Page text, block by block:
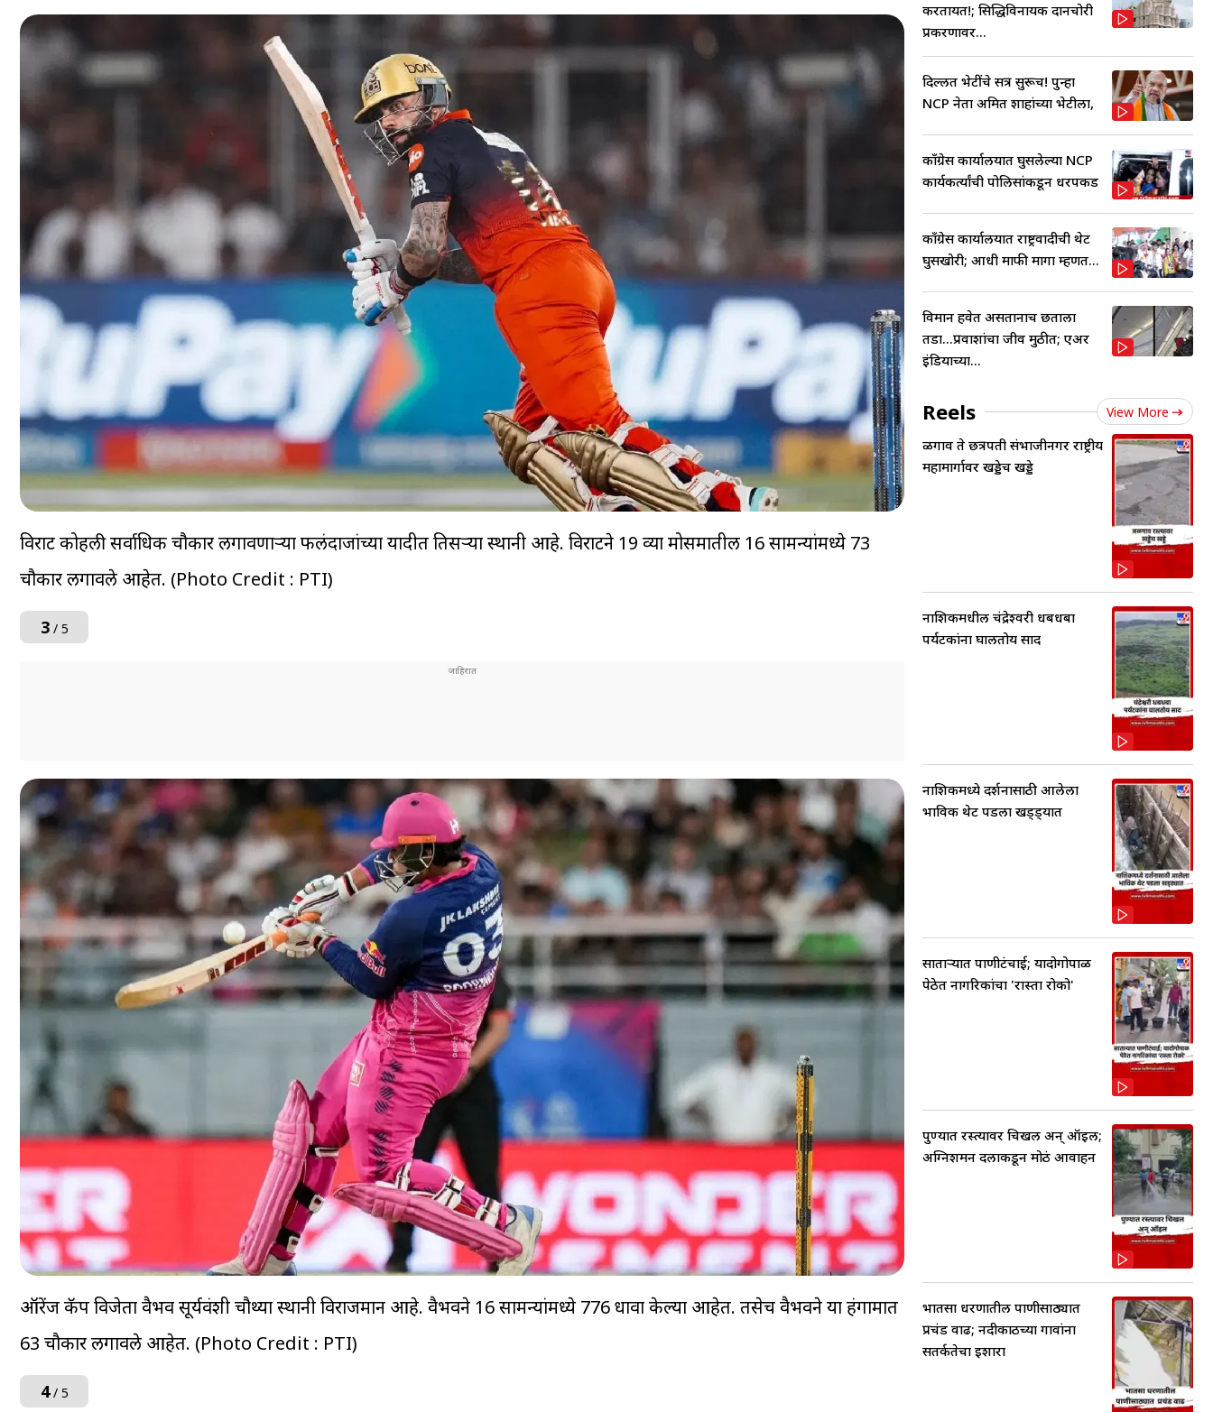
विराट कोहली सर्वाधिक चौकार लगावणाऱ्या फलंदाजांच्या यादीत तिसऱ्या स्थानी आहे. विराटने 19 व्या मोसमातील 16 सामन्यांमध्ये 73
चौकार लगावले आहेत. (Photo Credit : PTI)
3/ 5
ऑरेंज कॅप विजेता वैभव सूर्यवंशी चौथ्या स्थानी विराजमान आहे. वैभवने 16 सामन्यांमध्ये 776 धावा केल्या आहेत. तसेच वैभवने या हंगामात
63 चौकार लगावले आहेत. (Photo Credit : PTI)
4/ 5
करतायत!; सिद्धिविनायक दानचोरी
प्रकरणावर...
दिल्लीत भेटींचे सत्र सुरूच! पुन्हा
NCP नेता अमित शाहांच्या भेटीला,
काँग्रेस कार्यालयात घुसलेल्या NCP
कार्यकर्त्यांची पोलिसांकडून धरपकड
काँग्रेस कार्यालयात राष्ट्रवादीची थेट
घुसखोरी; आधी माफी मागा म्हणत...
विमान हवेत असतानाच छताला
तडा...प्रवाशांचा जीव मुठीत; एअर
इंडियाच्या...
Reels View More
ळगाव ते छत्रपती संभाजीनगर राष्ट्रीय
महामार्गावर खड्डेच खड्डे
नाशिकमधील चंद्रेश्वरी धबधबा
पर्यटकांना घालतोय साद
नाशिकमध्ये दर्शनासाठी आलेला
भाविक थेट पडला खड्ड्यात
साताऱ्यात पाणीटंचाई; यादोगोपाळ
पेठेत नागरिकांचा 'रास्ता रोको'
पुण्यात रस्त्यावर चिखल अन् ऑइल;
अग्निशमन दलाकडून मोठं आवाहन
भातसा धरणातील पाणीसाठ्यात
प्रचंड वाढ; नदीकाठच्या गावांना
सतर्कतेचा इशारा